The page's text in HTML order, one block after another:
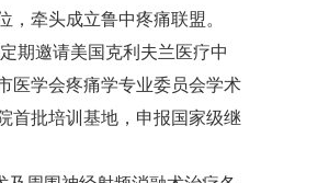
牵头成立鲁中疼痛联盟。
期邀请美国克利夫兰医疗中
医学会疼痛学专业委员会学术
首批培训基地，申报国家级继